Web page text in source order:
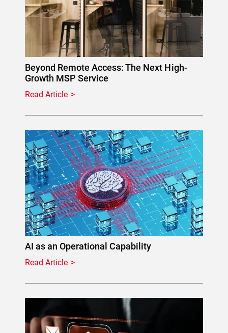
Beyond Remote Access: The Next High-
Growth MSP Service
Read Article
AI as an Operational Capability
Read Article